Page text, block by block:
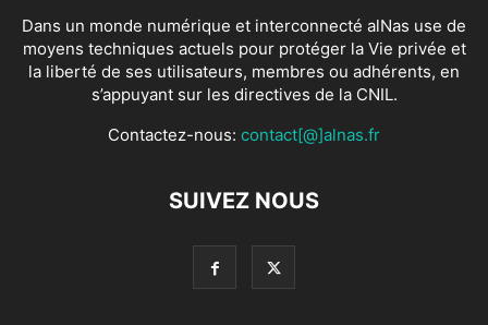
Dans un monde numérique et interconnecté alNas use de
moyens techniques actuels pour protéger la Vie privée et
la liberté de ses utilisateurs, membres ou adhérents, en
s’appuyant sur les directives de la CNIL.
Contactez-nous: contact[@]alnas.fr
SUIVEZ NOUS